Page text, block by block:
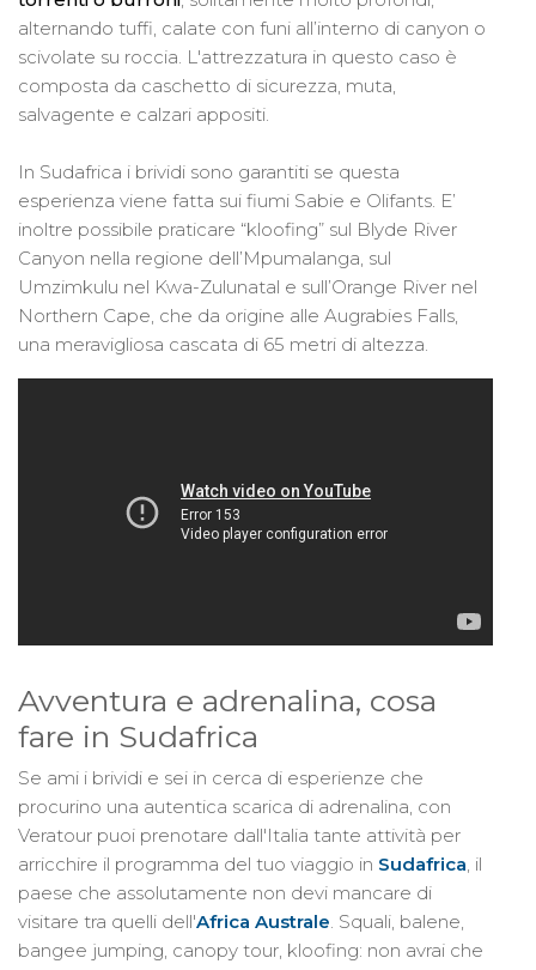
alternando tuffi, calate con funi all’interno di canyon o
scivolate su roccia. L'attrezzatura in questo caso è
composta da caschetto di sicurezza, muta,
salvagente e calzari appositi.
In Sudafrica i brividi sono garantiti se questa
esperienza viene fatta sui fiumi Sabie e Olifants. E’
inoltre possibile praticare “kloofing” sul Blyde River
Canyon nella regione dell’Mpumalanga, sul
Umzimkulu nel Kwa-Zulunatal e sull’Orange River nel
Northern Cape, che da origine alle Augrabies Falls,
una meravigliosa cascata di 65 metri di altezza.
Avventura e adrenalina, cosa
fare in Sudafrica
Se ami i brividi e sei in cerca di esperienze che
procurino una autentica scarica di adrenalina, con
Veratour puoi prenotare dall'Italia tante attività per
arricchire il programma del tuo viaggio in Sudafrica , il
paese che assolutamente non devi mancare di
visitare tra quelli dell'Africa Australe . Squali, balene,
bangee jumping, canopy tour, kloofing: non avrai che